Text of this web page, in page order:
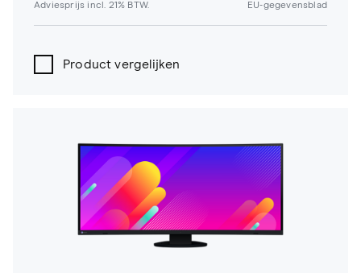
Adviesprijs incl. 21% BTW. EU-gegevensblad
Product vergelijken